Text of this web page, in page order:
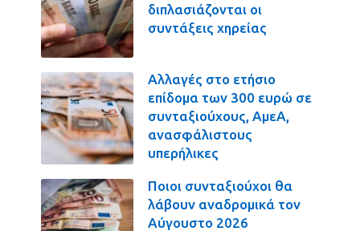
διπλασιάζονται οι
συντάξεις χηρείας
Αλλαγές στο ετήσιο
επίδομα των 300 ευρώ σε
συνταξιούχους, ΑμεΑ,
ανασφάλιστους
υπερήλικες
Ποιοι συνταξιούχοι θα
λάβουν αναδρομικά τον
Αύγουστο 2026